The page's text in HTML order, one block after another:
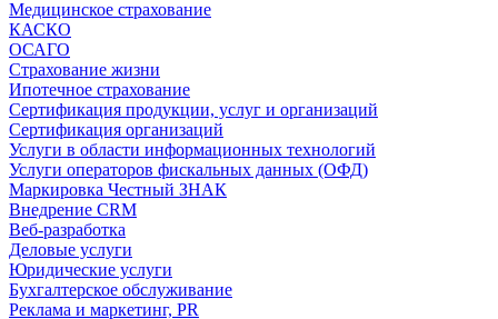
Медицинское страхование
КАСКО
ОСАГО
Страхование жизни
Ипотечное страхование
Сертификация продукции, услуг и организаций
Сертификация организаций
Услуги в области информационных технологий
Услуги операторов фискальных данных (ОФД)
Маркировка Честный ЗНАК
Внедрение CRM
Веб-разработка
Деловые услуги
Юридические услуги
Бухгалтерское обслуживание
Реклама и маркетинг, PR